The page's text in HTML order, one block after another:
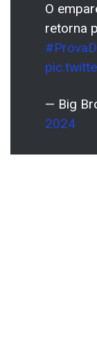
O
retorna
— Big
2024